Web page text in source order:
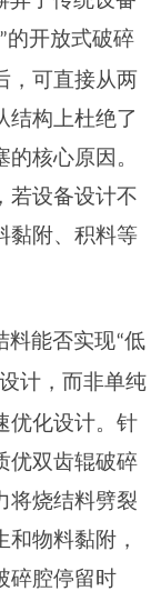
”的开放式破碎
，可直接从两
结构上杜绝了
核心原因。
若设备设计不
黏附、积料等
料能否实现“低
计，而非单纯
优化设计。针
优双齿辊破碎
将烧结料劈裂
物料黏附，
碎腔停留时